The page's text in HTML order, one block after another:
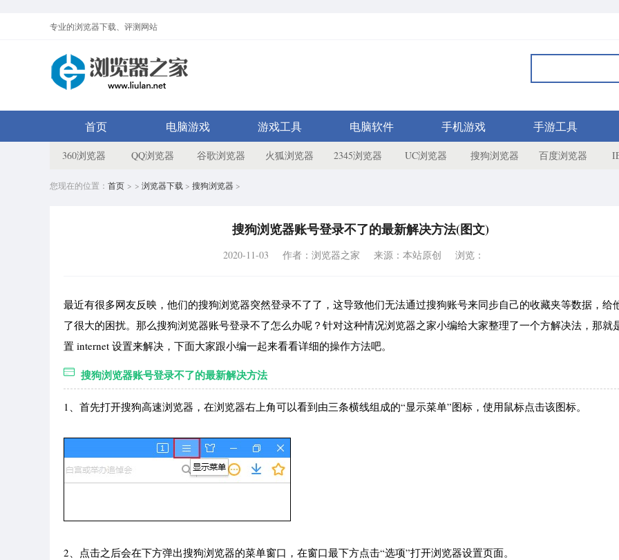
专业的浏览器下载、评测网站
首页 电脑游戏 游戏工具 电脑软件 手机游戏 手游工具
360浏览器 QQ浏览器 谷歌浏览器 火狐浏览器 2345浏览器 UC浏览器 搜狗浏览器 百度浏览器
您现在的位置： 首页 > > 浏览器下载 > 搜狗浏览器 >
搜狗浏览器账号登录不了的最新解决方法(图文)
2020-11-03 作者：浏览器之家 来源：本站原创 浏览：
最近有很多网友反映，他们的搜狗浏览器突然登录不了了，这导致他们无法通过搜狗账号来同步自己的收藏夹等数据，给
了很大的困扰。那么搜狗浏览器账号登录不了怎么办呢？针对这种情况浏览器之家小编给大家整理了一个方解决法，那就
置 internet 设置来解决，下面大家跟小编一起来看看详细的操作方法吧。
搜狗浏览器账号登录不了的最新解决方法
1、首先打开搜狗高速浏览器，在浏览器右上角可以看到由三条横线组成的“显示菜单”图标，使用鼠标点击该图标。
2、点击之后会在下方弹出搜狗浏览器的菜单窗口，在窗口最下方点击“选项”打开浏览器设置页面。